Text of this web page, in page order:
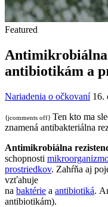
Featured
Antimikrobiálna
antibiotikám a
Nariadenia o očkovaní 16.
{jcomments off} Ten kto ma
znamená antibakteriálna
Antimikrobiálna
schopnosti
prostriedkov. Zahŕňa aj
vzťahuje
na baktérie a antibiotiká.
antibiotikám).